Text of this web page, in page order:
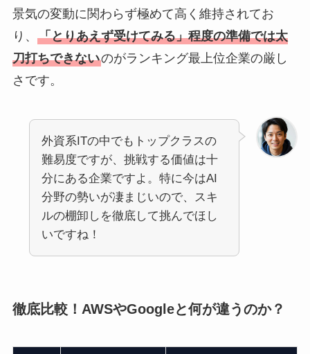
景気の変動に関わらず極めて高く維持されてお
り、 「とりあえず受けてみる」程度の準備では太
刀打ちできないのがランキング最上位企業の厳し
さです。
外資系ITの中でもトップクラスの
難易度ですが、挑戦する価値は十
分にある企業ですよ。特に今はAI
分野の勢いが凄まじいので、スキ
ルの棚卸しを徹底して挑んでほし
いですね！
徹底比較！AWSやGoogleと何が違うのか？